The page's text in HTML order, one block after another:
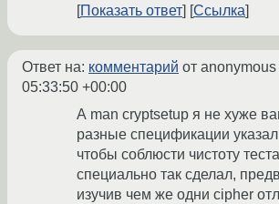
Показать ответ
Ссылка
Ответ на: комментарий от anonymous
05:33:50 +00:00
А man cryptsetup я не хуже
разные спецификации указал
чтобы соблюсти чистоту
специально так сделал,
изучив чем же одни cipher